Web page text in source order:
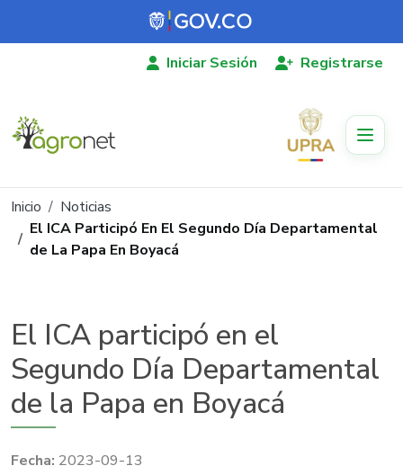
Pasar al contenido principal
Iniciar Sesión Registrarse
Ruta de navegación
Inicio
Noticias
El ICA Participó En El Segundo Día Departamental
de La Papa En Boyacá
El ICA participó en el
Segundo Día Departamental
de la Papa en Boyacá
2023-09-13